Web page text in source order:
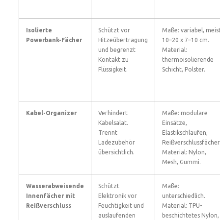
Isolierte
Powerbank-Fächer
Schützt vor
Hitzeübertragung
und begrenzt
Kontakt zu
Flüssigkeit.
Maße: variabel,
10–20 x 7–10 cm.
Material:
thermoisolierende
Schicht, Polster.
Kabel-Organizer
Verhindert
Kabelsalat.
Trennt
Ladezubehör
übersichtlich.
Maße: modulare
Einsätze,
Elastikschlaufen,
Material: Nylon,
Mesh, Gummi.
Wasserabweisende
Innenfächer mit
Reißverschluss
Schützt
Elektronik vor
Feuchtigkeit und
auslaufenden
Maße:
unterschiedlich.
Material: TPU-
beschichtetes Nylon,